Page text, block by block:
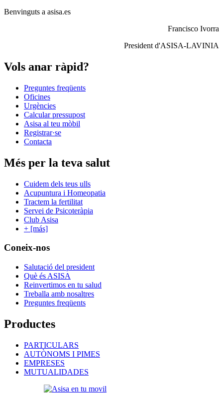
Benvinguts a asisa.es
Francisco Ivorra
President d'ASISA-LAVINIA
Vols anar ràpid?
Preguntes freqüents
Oficines
Urgències
Calcular pressupost
Asisa al teu mòbil
Registrar·se
Contacta
Més per la teva salut
Cuidem dels teus ulls
Acupuntura i Homeopatia
Tractem la fertilitat
Servei de Psicoteràpia
Club Asisa
+ [más]
Coneix-nos
Salutació del president
Què és ASISA
Reinvertimos en tu salud
Treballa amb nosaltres
Preguntes freqüents
Productes
PARTICULARS
AUTÒNOMS I PIMES
EMPRESES
MUTUALIDADES